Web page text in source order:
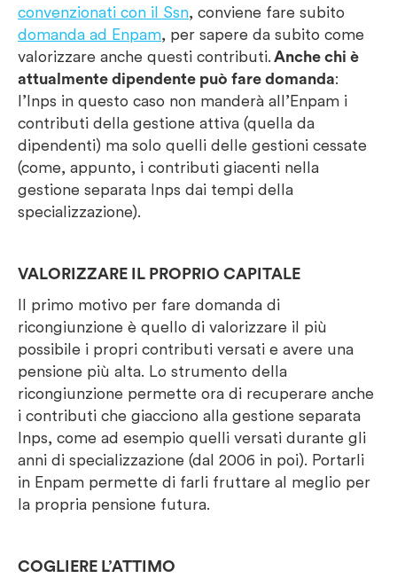
convenzionati con il Ssn, conviene fare subito
domanda ad Enpam, per sapere da subito come
valorizzare anche questi contributi.Anche chi è
attualmente dipendente può fare domanda:
l’Inps in questo caso non manderà all’Enpam i
contributi della gestione attiva (quella da
dipendenti) ma solo quelli delle gestioni cessate
(come, appunto, i contributi giacenti nella
gestione separata Inps dai tempi della
specializzazione).
VALORIZZARE IL PROPRIO CAPITALE
Il primo motivo per fare domanda di
ricongiunzione è quello di valorizzare il più
possibile i propri contributi versati e avere una
pensione più alta. Lo strumento della
ricongiunzione permette ora di recuperare anche
i contributi che giacciono alla gestione separata
Inps, come ad esempio quelli versati durante gli
anni di specializzazione (dal 2006 in poi). Portarli
in Enpam permette di farli fruttare al meglio per
la propria pensione futura.
COGLIERE L’ATTIMO